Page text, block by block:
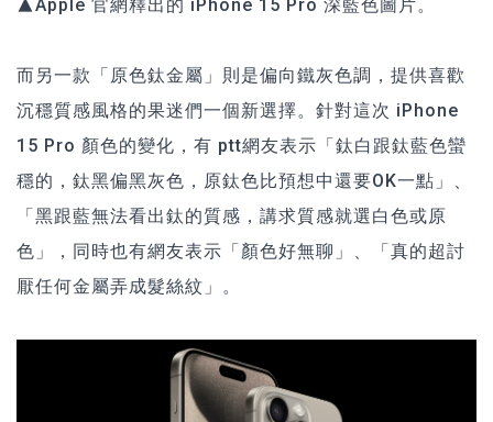
▲Apple 官網釋出的 iPhone 15 Pro 深藍色圖片。
而另一款「原色鈦金屬」則是偏向鐵灰色調，提供喜歡
沉穩質感風格的果迷們一個新選擇。針對這次 iPhone
15 Pro 顏色的變化，有 ptt網友表示「鈦白跟鈦藍色蠻
穩的，鈦黑偏黑灰色，原鈦色比預想中還要OK一點」、
「黑跟藍無法看出鈦的質感，講求質感就選白色或原
色」，同時也有網友表示「顏色好無聊」、「真的超討
厭任何金屬弄成髮絲紋」。